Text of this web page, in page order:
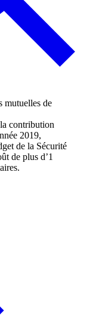
contribution
2019,
de la Sécurité
de plus d’1